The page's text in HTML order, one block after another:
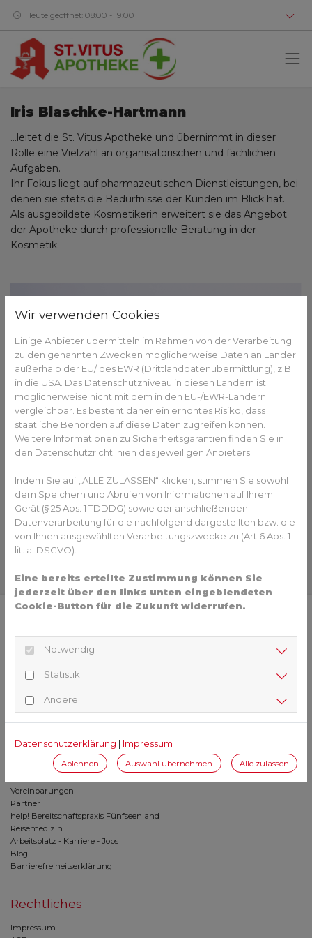
Heute geöffnet: 08:00 - 19:00
Iris Blaschke-Hartmann
…leitet die St. Vitus Apotheke und übernimmt in dieser
Rolle eine Vielzahl an organisatorischen und fachlichen
Aufgaben.
Ihr Fokus liegt auf pharmazeutischen Dienstleistungen, bei
denen sie stets die Bedürfnisse der Kunden im Blick hat.
Als ausgebildete Kosmetikerin erweitert sie das Angebot
der Apotheke durch professionelle Beratung in der
Kosmetik.
St. Vitus Apotheke
Römerstr. 32
08105 / 208250
vitus@hartmannapotheken.de
Service
Vereinbarungen
Partner
help! Bereitschaftspraxis Fünfseenland
Reisemedizin
Arbeitsplatz - Karriere - Jobs
Blog
Barrierefreiheitserklärung
Rechtliches
Impressum
Wir verwenden Cookies
Einige Anbieter übermitteln im Rahmen von der Verarbeitung
zu den genannten Zwecken möglicherweise Daten an Länder
außerhalb der EU/ des EWR (Drittlanddatenübermittlung), z.B.
in die USA. Das Datenschutzniveau in diesen Ländern ist
möglicherweise nicht mit dem in den EU-/EWR-Ländern
vergleichbar. Es besteht daher ein erhöhtes Risiko, dass
staatliche Behörden auf diese Daten zugreifen können.
Weitere Informationen zu Sicherheitsgarantien finden Sie in
den Datenschutzrichtlinien des jeweiligen Anbieters.
Indem Sie auf „ALLE ZULASSEN“ klicken, stimmen Sie sowohl
dem Speichern und Abrufen von Informationen auf Ihrem
Gerät (§ 25 Abs. 1 TDDDG) sowie der anschließenden
Datenverarbeitung für die nachfolgend dargestellten bzw. die
von Ihnen ausgewählten Verarbeitungszwecke zu (Art 6 Abs. 1
lit. a. DSGVO).
Eine bereits erteilte Zustimmung können Sie
jederzeit über den links unten eingeblendeten
Cookie-Button für die Zukunft widerrufen.
Notwendig
Statistik
Andere
Datenschutzerklärung | Impressum
Ablehnen Auswahl übernehmen Alle zulassen